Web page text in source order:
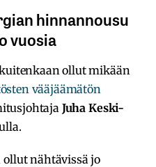
hinnannousu
vuosia
ollut mikään
vääjäämätön
Juha Keski-
nähtävissä jo